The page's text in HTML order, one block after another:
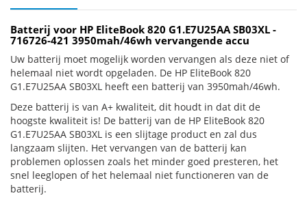
Batterij voor HP EliteBook 820 G1.E7U25AA SB03XL -
716726-421 3950mah/46wh vervangende accu
Uw batterij moet mogelijk worden vervangen als deze niet of
helemaal niet wordt opgeladen. De HP EliteBook 820
G1.E7U25AA SB03XL heeft een batterij van 3950mah/46wh.
Deze batterij is van A+ kwaliteit, dit houdt in dat dit de
hoogste kwaliteit is! De batterij van de HP EliteBook 820
G1.E7U25AA SB03XL is een slijtage product en zal dus
langzaam slijten. Het vervangen van de batterij kan
problemen oplossen zoals het minder goed presteren, het
snel leeglopen of het helemaal niet functioneren van de
batterij.